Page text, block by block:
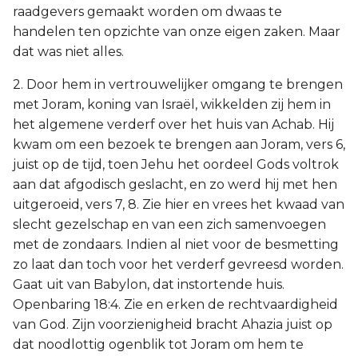
raadgevers gemaakt worden om dwaas te
handelen ten opzichte van onze eigen zaken. Maar
dat was niet alles.
2. Door hem in vertrouwelijker omgang te brengen
met Joram, koning van Israël, wikkelden zij hem in
het algemene verderf over het huis van Achab. Hij
kwam om een bezoek te brengen aan Joram, vers 6,
juist op de tijd, toen Jehu het oordeel Gods voltrok
aan dat afgodisch geslacht, en zo werd hij met hen
uitgeroeid, vers 7, 8. Zie hier en vrees het kwaad van
slecht gezelschap en van een zich samenvoegen
met de zondaars. Indien al niet voor de besmetting
zo laat dan toch voor het verderf gevreesd worden.
Gaat uit van Babylon, dat instortende huis.
Openbaring 18:4. Zie en erken de rechtvaardigheid
van God. Zijn voorzienigheid bracht Ahazia juist op
dat noodlottig ogenblik tot Joram om hem te